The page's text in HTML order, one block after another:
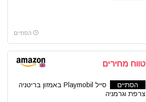
הסתיים
טווח מחירים
הסתיים
סייל Playmobil באמזון בריטניה
צרפת וגרמניה